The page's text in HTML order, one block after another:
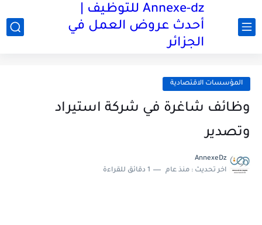
Annexe-dz للتوظيف |
أحدث عروض العمل في
الجزائر
المؤسسات الاقتصادية
وظائف شاغرة في شركة استيراد
وتصدير
AnnexeDz
اخر تحديث : منذ عام 1 دقائق للقراءة